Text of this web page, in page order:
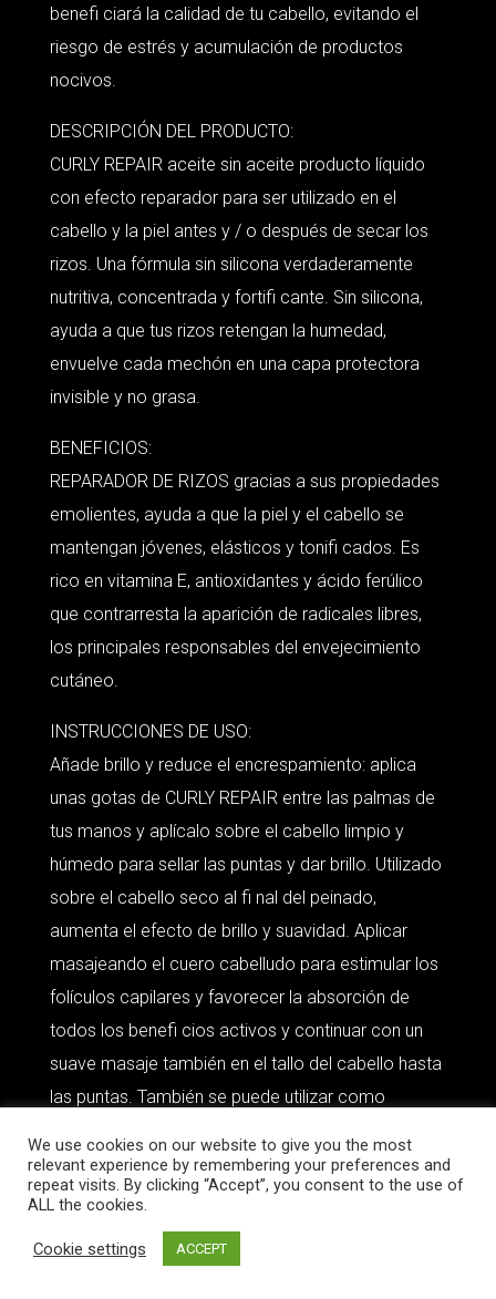
benefi ciará la calidad de tu cabello, evitando el
riesgo de estrés y acumulación de productos
nocivos.
DESCRIPCIÓN DEL PRODUCTO:
CURLY REPAIR aceite sin aceite producto líquido
con efecto reparador para ser utilizado en el
cabello y la piel antes y / o después de secar los
rizos. Una fórmula sin silicona verdaderamente
nutritiva, concentrada y fortifi cante. Sin silicona,
ayuda a que tus rizos retengan la humedad,
envuelve cada mechón en una capa protectora
invisible y no grasa.
BENEFICIOS:
REPARADOR DE RIZOS gracias a sus propiedades
emolientes, ayuda a que la piel y el cabello se
mantengan jóvenes, elásticos y tonifi cados. Es
rico en vitamina E, antioxidantes y ácido ferúlico
que contrarresta la aparición de radicales libres,
los principales responsables del envejecimiento
cutáneo.
INSTRUCCIONES DE USO:
Añade brillo y reduce el encrespamiento: aplica
unas gotas de CURLY REPAIR entre las palmas de
tus manos y aplícalo sobre el cabello limpio y
húmedo para sellar las puntas y dar brillo. Utilizado
sobre el cabello seco al fi nal del peinado,
aumenta el efecto de brillo y suavidad. Aplicar
masajeando el cuero cabelludo para estimular los
folículos capilares y favorecer la absorción de
todos los benefi cios activos y continuar con un
suave masaje también en el tallo del cabello hasta
las puntas. También se puede utilizar como
Aplicar CURLY REPAIR en el cabello, cubrir el
cabello con un gorro de plástico. Déjelo reposar
durante 30 minutos y luego proceda al champú, un
paso más el día del lavado para proteger su
We use cookies on our website to give you the most
relevant experience by remembering your preferences and
repeat visits. By clicking “Accept”, you consent to the use of
ALL the cookies.
Cookie settings ACCEPT